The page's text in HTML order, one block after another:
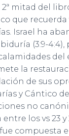
mitad del
que recuerda
Israel ha
(3:9-
del
la
de sus
y Cántico
no
los vs 23 y
compuesta